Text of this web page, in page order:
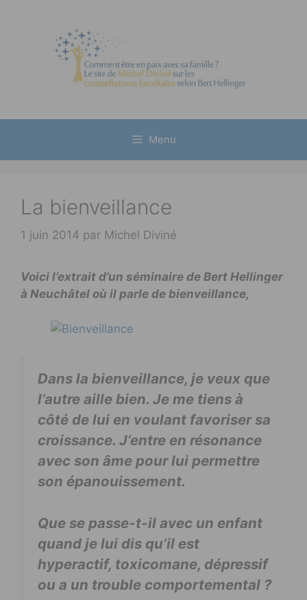
Menu
La bienveillance
1 juin 2014 par Michel Diviné
Voici l’extrait d’un séminaire de Bert Hellinger
à Neuchâtel où il parle de bienveillance,
Dans la bienveillance, je veux que
l’autre aille bien. Je me tiens à
côté de lui en voulant favoriser sa
croissance. J’entre en résonance
avec son âme pour lui permettre
son épanouissement.
Que se passe-t-il avec un enfant
quand je lui dis qu’il est
hyperactif, toxicomane, dépressif
ou a un trouble comportemental ?